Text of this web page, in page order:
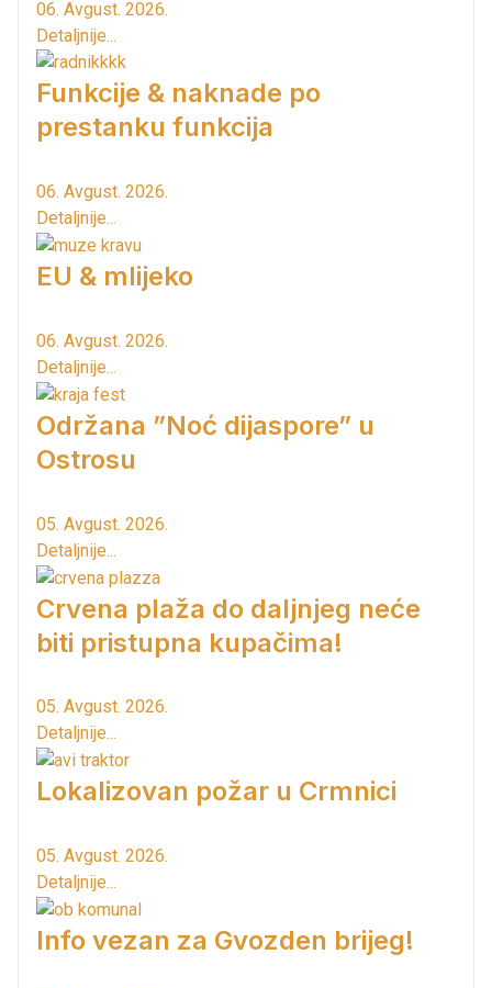
06. Avgust. 2026.
Detaljnije...
Funkcije & naknade po
prestanku funkcija
06. Avgust. 2026.
Detaljnije...
EU & mlijeko
06. Avgust. 2026.
Detaljnije...
Održana ”Noć dijaspore” u
Ostrosu
05. Avgust. 2026.
Detaljnije...
Crvena plaža do daljnjeg neće
biti pristupna kupačima!
05. Avgust. 2026.
Detaljnije...
Lokalizovan požar u Crmnici
05. Avgust. 2026.
Detaljnije...
Info vezan za Gvozden brijeg!